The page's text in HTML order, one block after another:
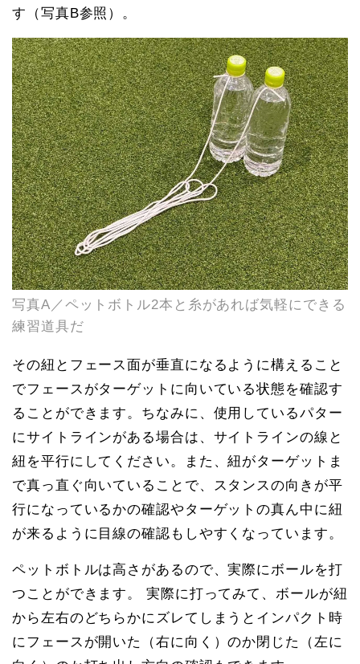
す（写真B参照）。
写真A／ペットボトル2本と糸があれば気軽にできる
練習道具だ
その紐とフェース面が垂直になるように構えること
でフェースがターゲットに向いている状態を確認す
ることができます。ちなみに、使用しているパター
にサイトラインがある場合は、サイトラインの線と
紐を平行にしてください。また、紐がターゲットま
で真っ直ぐ向いていることで、スタンスの向きが平
行になっているかの確認やターゲットの真ん中に紐
が来るように目線の確認もしやすくなっています。
ペットボトルは高さがあるので、実際にボールを打
つことができます。 実際に打ってみて、ボールが紐
から左右のどちらかにズレてしまうとインパクト時
にフェースが開いた（右に向く）のか閉じた（左に